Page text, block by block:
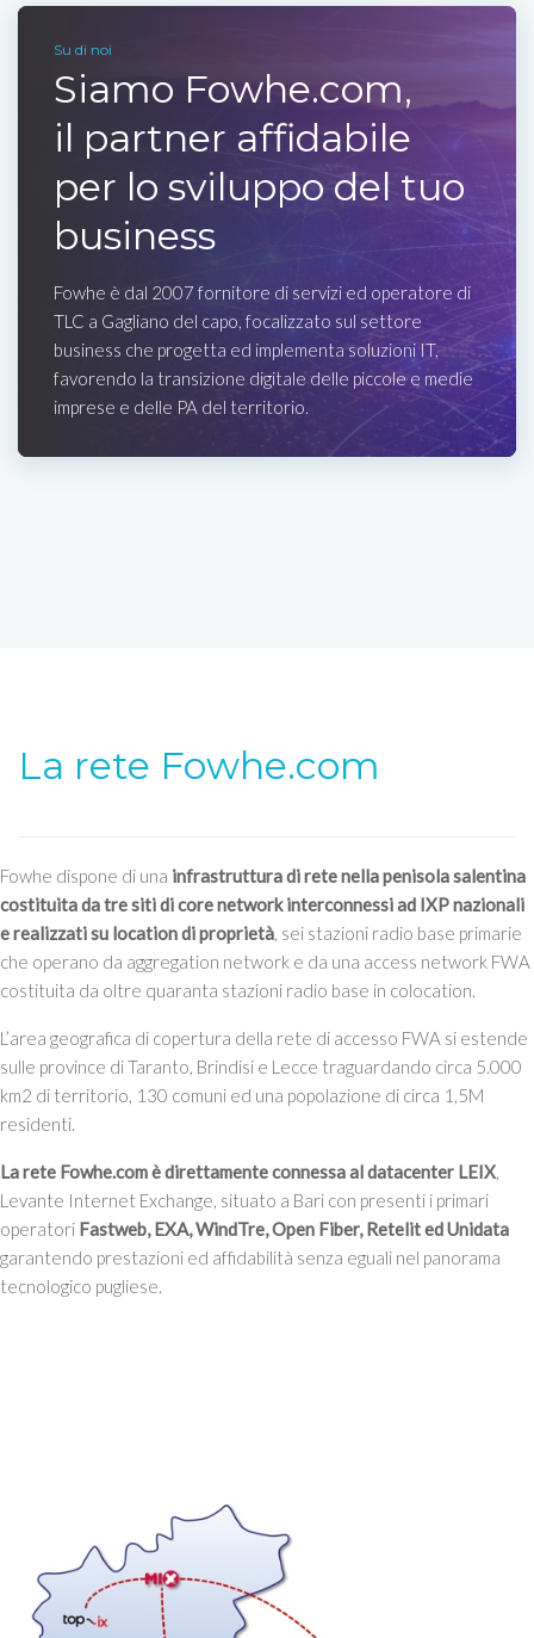
Su di noi
Siamo Fowhe.com,
il partner affidabile
per lo sviluppo del tuo
business
Fowhe è dal 2007 fornitore di servizi ed operatore di
TLC a Gagliano del capo, focalizzato sul settore
business che progetta ed implementa soluzioni IT,
favorendo la transizione digitale delle piccole e medie
imprese e delle PA del territorio.
La rete Fowhe.com
Fowhe dispone di una infrastruttura di rete nella penisola salentina
costituita da tre siti di core network interconnessi ad IXP nazionali
e realizzati su location di proprietà, sei stazioni radio base primarie
che operano da aggregation network e da una access network FWA
costituita da oltre quaranta stazioni radio base in colocation.
L’area geografica di copertura della rete di accesso FWA si estende
sulle province di Taranto, Brindisi e Lecce traguardando circa 5.000
km2 di territorio, 130 comuni ed una popolazione di circa 1,5M
residenti.
La rete Fowhe.com è direttamente connessa al datacenter LEIX,
Levante Internet Exchange, situato a Bari con presenti i primari
operatori Fastweb, EXA, WindTre, Open Fiber, Retelit ed Unidata
garantendo prestazioni ed affidabilità senza eguali nel panorama
tecnologico pugliese.